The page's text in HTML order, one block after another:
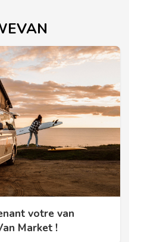
votre van
Market !